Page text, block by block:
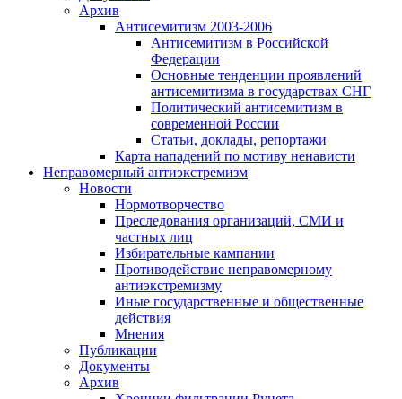
Архив
Антисемитизм 2003-2006
Антисемитизм в Российской
Федерации
Основные тенденции проявлений
антисемитизма в государствах СНГ
Политический антисемитизм в
современной России
Статьи, доклады, репортажи
Карта нападений по мотиву ненависти
Неправомерный антиэкстремизм
Новости
Нормотворчество
Преследования организаций, СМИ и
частных лиц
Избирательные кампании
Противодействие неправомерному
антиэкстремизму
Иные государственные и общественные
действия
Мнения
Публикации
Документы
Архив